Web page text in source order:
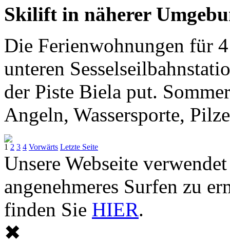
Skilift in näherer
Die Ferienwohnungen für
unteren
der Piste Biela put.
Angeln, Wassersporte,
1 2 3 4 Vorwärts Letzte Seite
Unsere Webseite
angenehmeres Surfen zu
finden Sie HIER.
✖